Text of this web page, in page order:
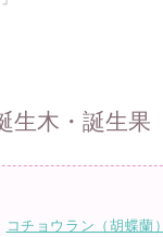
生木・誕生果
コチョウラン（胡蝶蘭）